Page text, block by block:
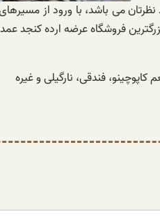
می باشد، با ورود از
فروشگاه عرضه ارده
فندقی، نارگیلی و غیره